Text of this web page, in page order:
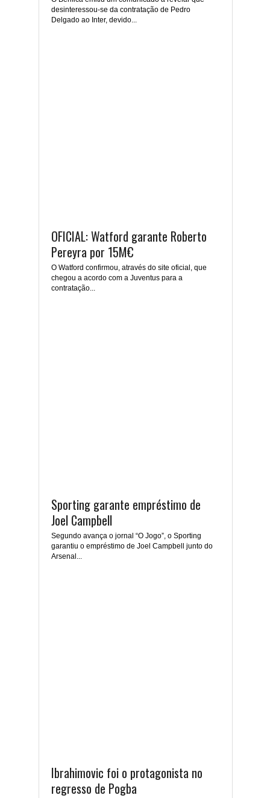
desinteressou-se da contratação de Pedro
Delgado ao Inter, devido...
OFICIAL: Watford garante Roberto
Pereyra por 15M€
O Watford confirmou, através do site oficial, que
chegou a acordo com a Juventus para a
contratação...
Sporting garante empréstimo de
Joel Campbell
Segundo avança o jornal “O Jogo”, o Sporting
garantiu o empréstimo de Joel Campbell junto do
Arsenal...
Ibrahimovic foi o protagonista no
regresso de Pogba